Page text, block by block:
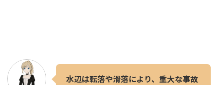
水辺は転落や滑落により、重大な事故